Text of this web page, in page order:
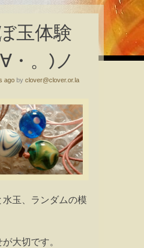
玉体験
・。)ノ
agoby clover@clover.or.la
玉、ランダムの模
大切です。